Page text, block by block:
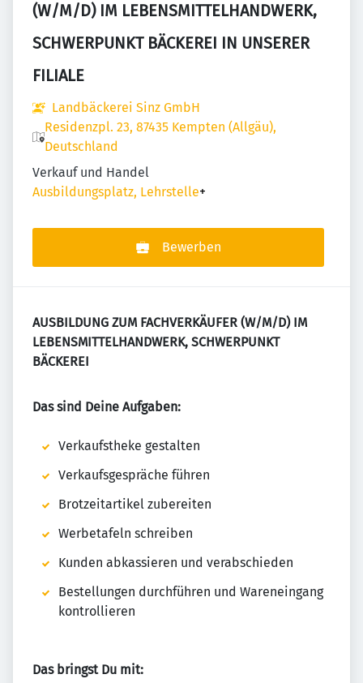
(W/M/D) IM LEBENSMITTELHANDWERK,
SCHWERPUNKT BÄCKEREI IN UNSERER
FILIALE
Landbäckerei Sinz GmbH
Residenzpl. 23, 87435 Kempten (Allgäu),
Deutschland
Verkauf und Handel
Ausbildungsplatz, Lehrstelle+
Bewerben
AUSBILDUNG ZUM FACHVERKÄUFER (W/M/D) IM
LEBENSMITTELHANDWERK, SCHWERPUNKT
BÄCKEREI
Das sind Deine Aufgaben:
Verkaufstheke gestalten
Verkaufsgespräche führen
Brotzeitartikel zubereiten
Werbetafeln schreiben
Kunden abkassieren und verabschieden
Bestellungen durchführen und Wareneingang
kontrollieren
Das bringst Du mit: